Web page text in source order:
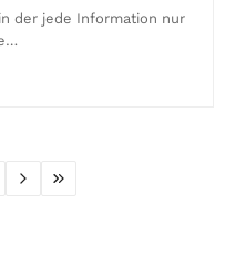
der jede Information nur